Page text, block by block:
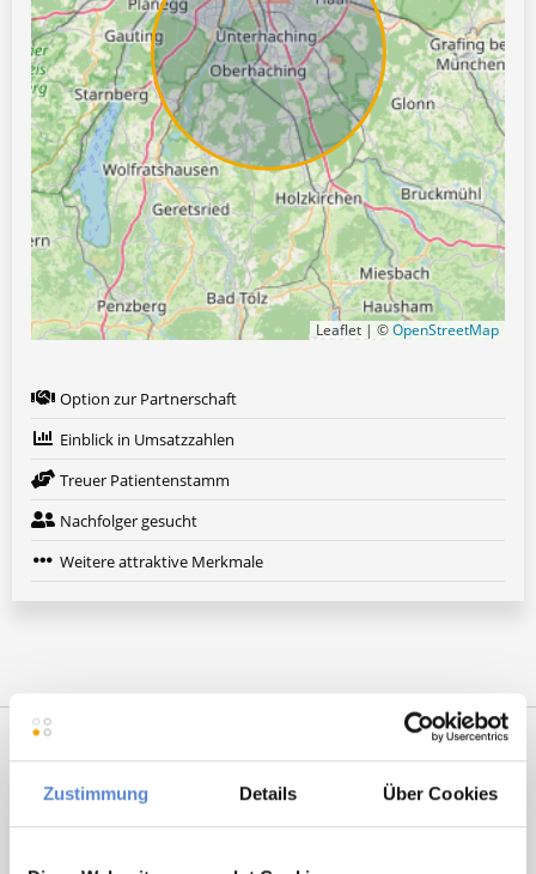
Zustimmung Details Über Cookies
Leaflet | ©OpenStreetMap
Option zur Partnerschaft
Einblick in Umsatzzahlen
Treuer Patientenstamm
Nachfolger gesucht
Weitere attraktive Merkmale